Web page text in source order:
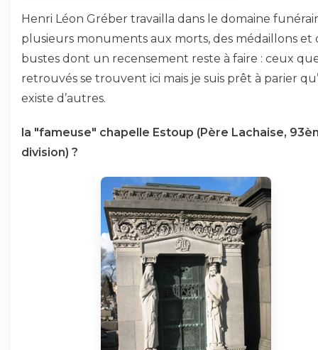
Henri Léon Gréber travailla dans le domaine
plusieurs monuments aux morts, des médaillons et
bustes dont un recensement reste à faire : ceux que
retrouvés se trouvent ici mais je suis prêt à parier
existe d’autres.
la "fameuse" chapelle Estoup (Père Lachaise,
division) ?